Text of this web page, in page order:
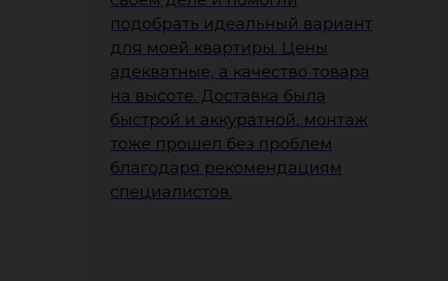
подобрать идеальный вариант
для моей квартиры. Цены
адекватные, а качество товара
на высоте. Доставка была
быстрой и аккуратной, монтаж
тоже прошел без проблем
благодаря рекомендациям
специалистов.